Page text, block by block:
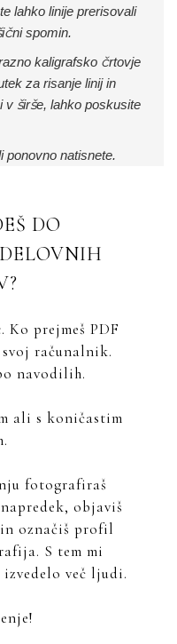
lahko linije prerisovali
spomin.
kaligrafsko črtovje
za risanje linij in
v širše, lahko poskusite
ponovno natisnete.
DO
prejmeš PDF
računalnik.
navodilih.
ali s koničastim
fotografiraš
objaviš
označiš profil
S tem mi
več ljudi.